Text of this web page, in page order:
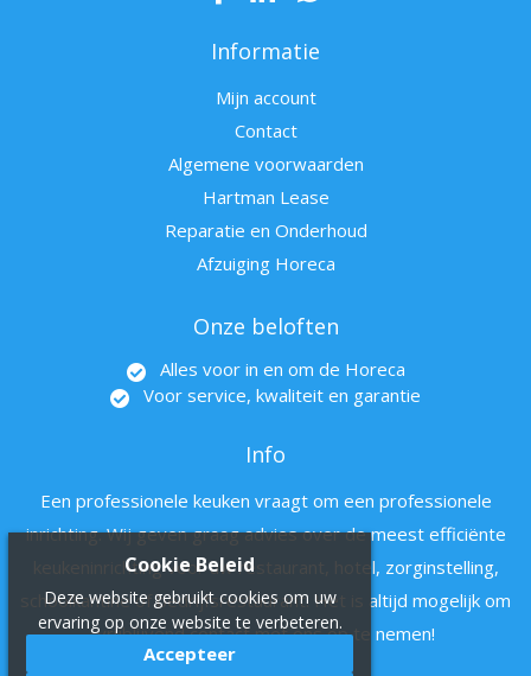
Informatie
Mijn account
Contact
Algemene voorwaarden
Hartman Lease
Reparatie en Onderhoud
Afzuiging Horeca
Onze beloften
Alles voor in en om de Horeca
Voor service, kwaliteit en garantie
Info
Een professionele keuken vraagt om een professionele
inrichting. Wij geven graag advies over de meest efficiënte
keukeninrichting voor uw restaurant, hotel, zorginstelling,
schoolkantine of bedrijfsrestaurant. Het is altijd mogelijk om
vrijblijvend contact met ons op te nemen!
Cookie Beleid
Deze website gebruikt cookies om uw
ervaring op onze website te verbeteren.
Accepteer